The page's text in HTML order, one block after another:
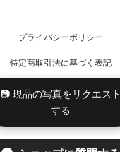
プライバシーポリシー
特定商取引法に基づく表記
📷 現品の写真をリクエスト
する